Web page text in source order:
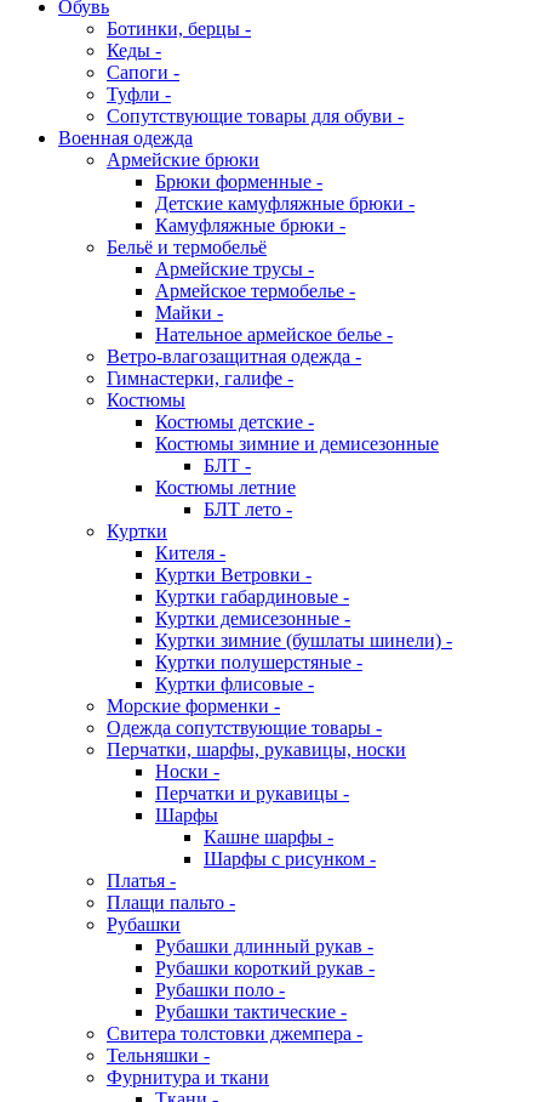
Обувь
Ботинки, берцы -
Кеды -
Сапоги -
Туфли -
Сопутствующие товары для обуви -
Военная одежда
Армейские брюки
Брюки форменные -
Детские камуфляжные брюки -
Камуфляжные брюки -
Бельё и термобельё
Армейские трусы -
Армейское термобелье -
Майки -
Нательное армейское белье -
Ветро-влагозащитная одежда -
Гимнастерки, галифе -
Костюмы
Костюмы детские -
Костюмы зимние и демисезонные
БЛТ -
Костюмы летние
БЛТ лето -
Куртки
Кителя -
Куртки Ветровки -
Куртки габардиновые -
Куртки демисезонные -
Куртки зимние (бушлаты шинели) -
Куртки полушерстяные -
Куртки флисовые -
Морские форменки -
Одежда сопутствующие товары -
Перчатки, шарфы, рукавицы, носки
Носки -
Перчатки и рукавицы -
Шарфы
Кашне шарфы -
Шарфы с рисунком -
Платья -
Плащи пальто -
Рубашки
Рубашки длинный рукав -
Рубашки короткий рукав -
Рубашки поло -
Рубашки тактические -
Свитера толстовки джемпера -
Тельняшки -
Фурнитура и ткани